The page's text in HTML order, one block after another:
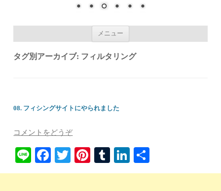
メニュー
タグ別アーカイブ: フィルタリング
08. フィシングサイトにやられました
コメントをどうぞ
Li
ne
Fa
ce
T
wi
Pi
nt
T
u
Li
nk 有